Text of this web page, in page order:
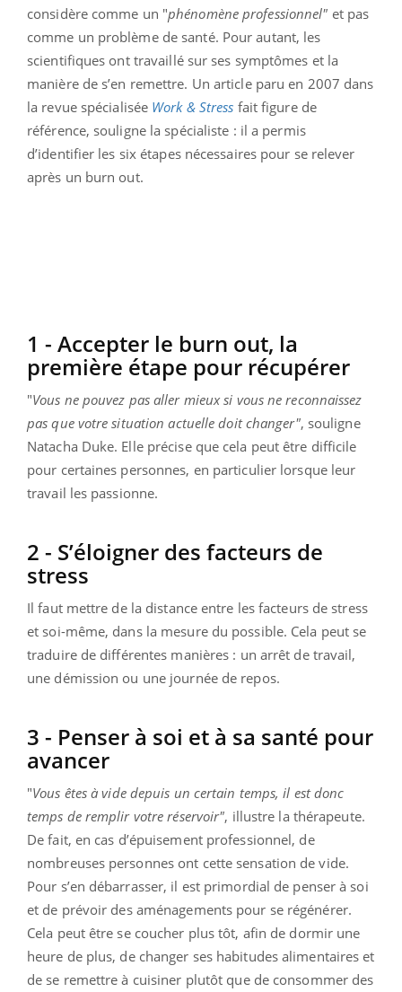
considère comme un "phénomène professionnel" et pas
comme un problème de santé. Pour autant, les
scientifiques ont travaillé sur ses symptômes et la
manière de s’en remettre. Un article paru en 2007 dans
la revue spécialisée Work & Stress fait figure de
référence, souligne la spécialiste : il a permis
d’identifier les six étapes nécessaires pour se relever
après un burn out.
1 - Accepter le burn out, la
première étape pour récupérer
"Vous ne pouvez pas aller mieux si vous ne reconnaissez
pas que votre situation actuelle doit changer", souligne
Natacha Duke. Elle précise que cela peut être difficile
pour certaines personnes, en particulier lorsque leur
travail les passionne.
2 - S’éloigner des facteurs de
stress
Il faut mettre de la distance entre les facteurs de stress
et soi-même, dans la mesure du possible. Cela peut se
traduire de différentes manières : un arrêt de travail,
une démission ou une journée de repos.
3 - Penser à soi et à sa santé pour
avancer
"Vous êtes à vide depuis un certain temps, il est donc
temps de remplir votre réservoir", illustre la thérapeute.
De fait, en cas d’épuisement professionnel, de
nombreuses personnes ont cette sensation de vide.
Pour s’en débarrasser, il est primordial de penser à soi
et de prévoir des aménagements pour se régénérer.
Cela peut être se coucher plus tôt, afin de dormir une
heure de plus, de changer ses habitudes alimentaires et
de se remettre à cuisiner plutôt que de consommer des